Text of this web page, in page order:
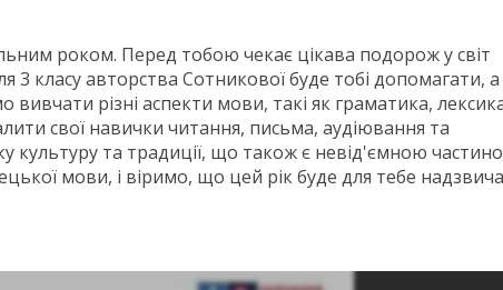
роком. Перед тобою чекає цікава подорож у світ
3 класу авторства Сотникової буде тобі допомагати,
різні аспекти мови, такі як граматика,
свої навички читання, письма, аудіювання та
культуру та традиції, що також є невід'ємною
мови, і віримо, що цей рік буде для тебе